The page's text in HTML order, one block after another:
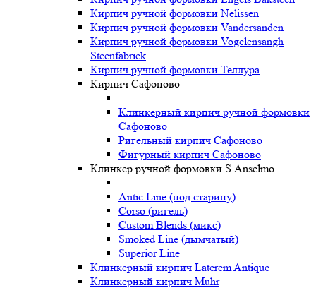
Кирпич ручной формовки Nelissen
Кирпич ручной формовки Vandersanden
Кирпич ручной формовки Vogelensangh
Steenfabriek
Кирпич ручной формовки Теллура
Кирпич Сафоново
Клинкерный кирпич ручной формовки
Сафоново
Ригельный кирпич Сафоново
Фигурный кирпич Сафоново
Клинкер ручной формовки S.Anselmo
Antic Line (под старину)
Corso (ригель)
Custom Blends (микс)
Smoked Line (дымчатый)
Superior Line
Клинкерный кирпич Laterem Antique
Клинкерный кирпич Muhr